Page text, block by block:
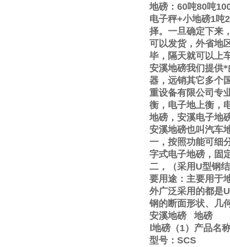
地磅： 60吨80吨
电子秤+小地磅1吨2
择。一旦确定下来
可以发货，外省地
毕，隔天就可以上
安溪地磅我们提供
器，远销其它多个
重设备有限公司专
衡，电子地上衡，
地磅，安溪电子地
安溪地磅也叫汽车
一，按照功能可细
字式电子地磅，固
二，（采用 U型钢
要用途：主要用于
外广泛采用的都是U
钢的断面形状、几
安溪地磅
地磅
地磅（1）产品名
型号： SCS